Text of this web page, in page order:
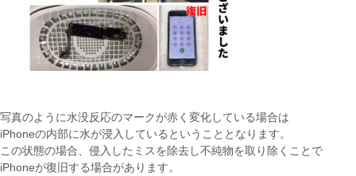
写真のように水没反応のマークが赤く変化している場合は
iPhoneの内部に水が浸入しているということとなります。
この状態の場合、侵入したミスを除去し不純物を取り除くことで
iPhoneが復旧する場合があります。